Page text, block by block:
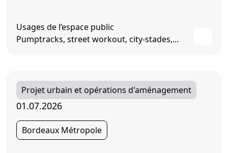
Usages de l’espace public
Pumptracks, street workout, city-stades,...
Projet urbain et opérations d'aménagement
01.07.2026
Bordeaux Métropole